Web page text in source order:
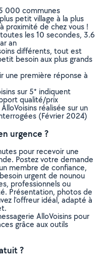
000 communes
petit village à la plus
proximité de chez vous !
les 10 secondes, 3.6
an
différents, tout est
besoin aux plus grands
une première réponse à
sur 5* indiquent
qualité/prix
réalisée sur un
(Février 2024)
urgence ?
pour recevoir une
Postez votre demande
membre de confiance,
urgent de nounou
professionnels ou
Présentation, photos de
l'offreur idéal, adapté à
AlloVoisins pour
grâce aux outils
?